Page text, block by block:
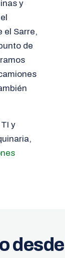
y
el Sarre,
de
y